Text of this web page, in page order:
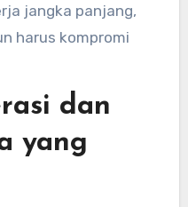
jangka panjang,
harus kompromi
dan
yang